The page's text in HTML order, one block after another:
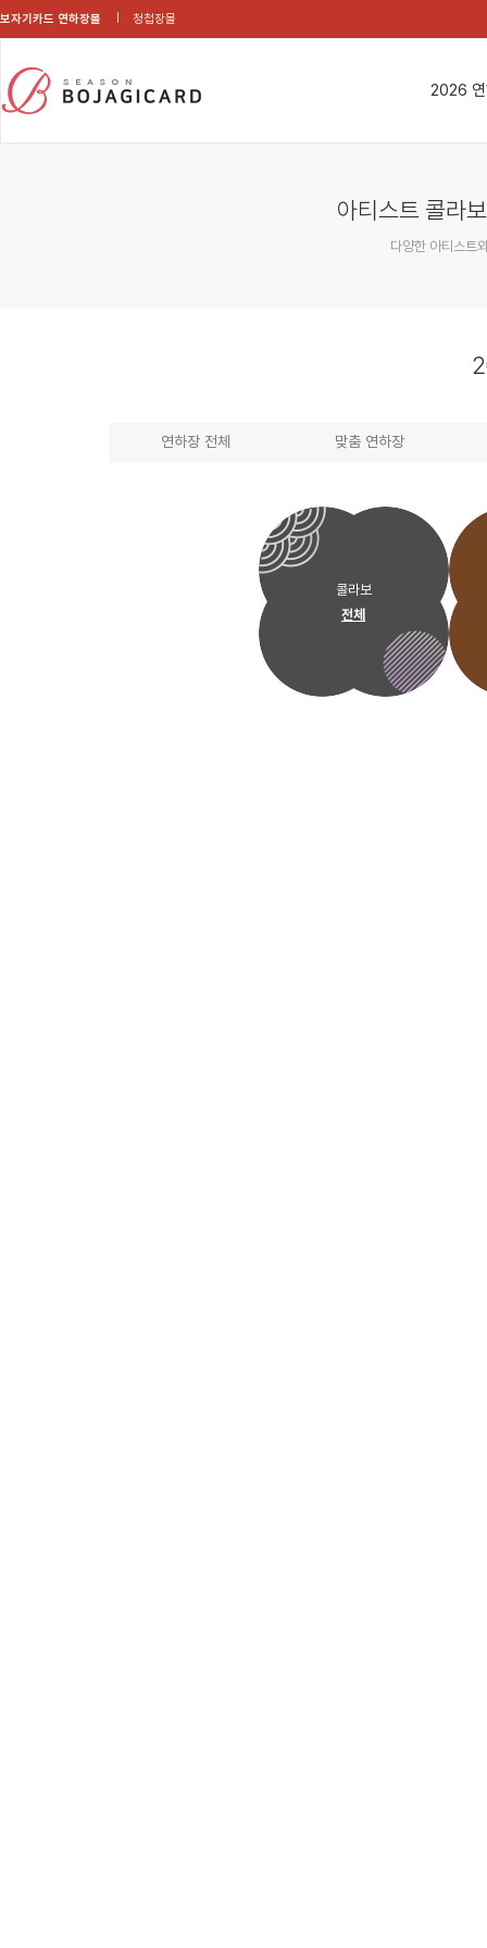
보자기카드 연하장몰 청첩장몰
2026
아티스트 콜라
다양한 아티스트
연하장 전체 맞춤 연하장
콜라보
전체